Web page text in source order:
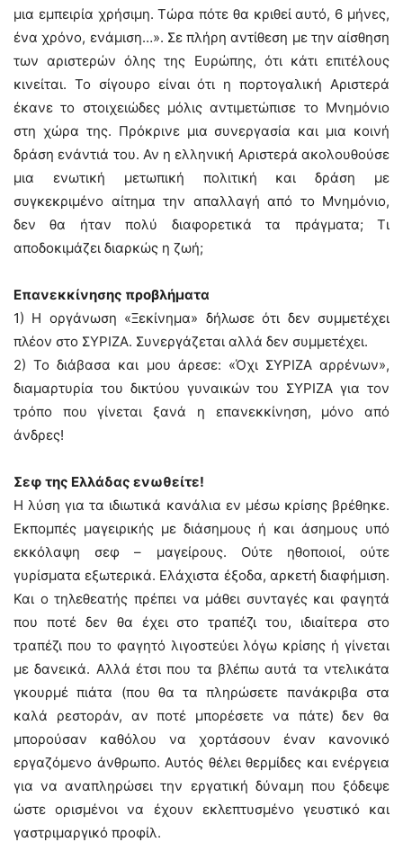
μια εμπειρία χρήσιμη. Τώρα πότε θα κριθεί αυτό, 6 μήνες,
ένα χρόνο, ενάμιση…». Σε πλήρη αντίθεση με την αίσθηση
των αριστερών όλης της Ευρώπης, ότι κάτι επιτέλους
κινείται. Το σίγουρο είναι ότι η πορτογαλική Αριστερά
έκανε το στοιχειώδες μόλις αντιμετώπισε το Μνημόνιο
στη χώρα της. Πρόκρινε μια συνεργασία και μια κοινή
δράση ενάντιά του. Αν η ελληνική Αριστερά ακολουθούσε
μια ενωτική μετωπική πολιτική και δράση με
συγκεκριμένο αίτημα την απαλλαγή από το Μνημόνιο,
δεν θα ήταν πολύ διαφορετικά τα πράγματα; Τι
αποδοκιμάζει διαρκώς η ζωή;
Επανεκκίνησης προβλήματα
1) Η οργάνωση «Ξεκίνημα» δήλωσε ότι δεν συμμετέχει
πλέον στο ΣΥΡΙΖΑ. Συνεργάζεται αλλά δεν συμμετέχει.
2) Το διάβασα και μου άρεσε: «Όχι ΣΥΡΙΖΑ αρρένων»,
διαμαρτυρία του δικτύου γυναικών του ΣΥΡΙΖΑ για τον
τρόπο που γίνεται ξανά η επανεκκίνηση, μόνο από
άνδρες!
Σεφ της Ελλάδας ενωθείτε!
Η λύση για τα ιδιωτικά κανάλια εν μέσω κρίσης βρέθηκε.
Εκπομπές μαγειρικής με διάσημους ή και άσημους υπό
εκκόλαψη σεφ – μαγείρους. Ούτε ηθοποιοί, ούτε
γυρίσματα εξωτερικά. Ελάχιστα έξοδα, αρκετή διαφήμιση.
Και ο τηλεθεατής πρέπει να μάθει συνταγές και φαγητά
που ποτέ δεν θα έχει στο τραπέζι του, ιδιαίτερα στο
τραπέζι που το φαγητό λιγοστεύει λόγω κρίσης ή γίνεται
με δανεικά. Αλλά έτσι που τα βλέπω αυτά τα ντελικάτα
γκουρμέ πιάτα (που θα τα πληρώσετε πανάκριβα στα
καλά ρεστοράν, αν ποτέ μπορέσετε να πάτε) δεν θα
μπορούσαν καθόλου να χορτάσουν έναν κανονικό
εργαζόμενο άνθρωπο. Αυτός θέλει θερμίδες και ενέργεια
για να αναπληρώσει την εργατική δύναμη που ξόδεψε
ώστε ορισμένοι να έχουν εκλεπτυσμένο γευστικό και
γαστριμαργικό προφίλ.